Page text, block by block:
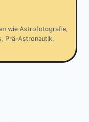
wie Astrofotografie,
Prä-Astronautik,